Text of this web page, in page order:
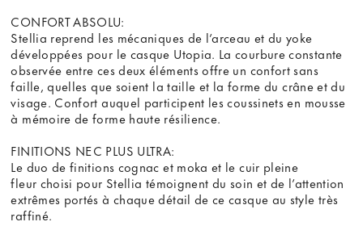
CONFORT ABSOLU:
Stellia reprend les mécaniques de l’arceau et du yoke
développées pour le casque Utopia. La courbure constante
observée entre ces deux éléments offre un confort sans
faille, quelles que soient la taille et la forme du crâne et du
visage. Confort auquel participent les coussinets en mousse
à mémoire de forme haute résilience.
FINITIONS NEC PLUS ULTRA:
Le duo de finitions cognac et moka et le cuir pleine
fleur choisi pour Stellia témoignent du soin et de l’attention
extrêmes portés à chaque détail de ce casque au style très
raffiné.